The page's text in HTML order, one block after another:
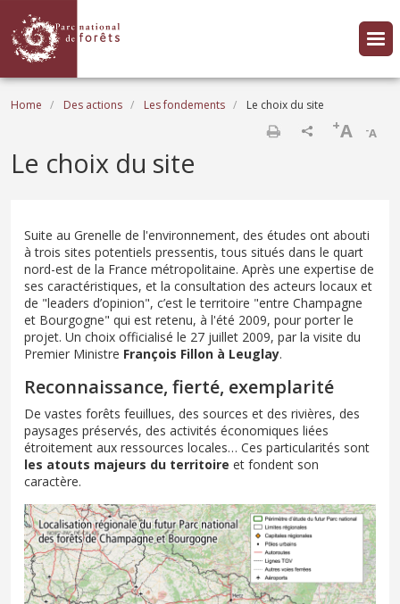
Breadcrumb
Home Des actions Les fondements Le choix du site
-A
+A
Le choix du site
Suite au Grenelle de l'environnement, des études ont abouti
à trois sites potentiels pressentis, tous situés dans le quart
nord-est de la France métropolitaine. Après une expertise de
ses caractéristiques, et la consultation des acteurs locaux et
de "leaders d’opinion", c’est le territoire "entre Champagne
et Bourgogne" qui est retenu, à l'été 2009, pour porter le
projet. Un choix officialisé le 27 juillet 2009, par la visite du
Premier Ministre François Fillon à Leuglay.
Reconnaissance, fierté, exemplarité
De vastes forêts feuillues, des sources et des rivières, des
paysages préservés, des activités économiques liées
étroitement aux ressources locales… Ces particularités sont
les atouts majeurs du territoire et fondent son
caractère.